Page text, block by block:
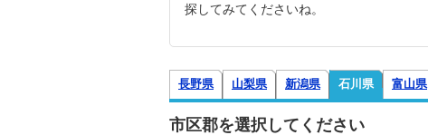
探してみてくださいね。
長野県 山梨県 新潟県 石川県 富山県
市区郡を選択してください